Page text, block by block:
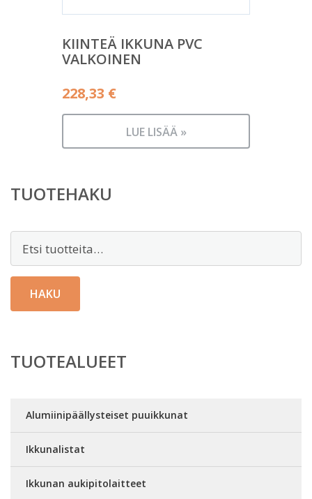
KIINTEÄ IKKUNA PVC
VALKOINEN
228,33 €
LUE LISÄÄ »
TUOTEHAKU
HAKU
TUOTEALUEET
Alumiinipäällysteiset puuikkunat
Ikkunalistat
Ikkunan aukipitolaitteet